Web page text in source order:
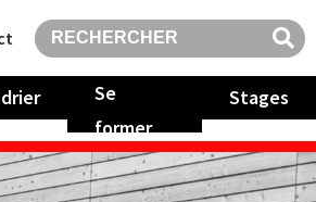
Se
former
Stages